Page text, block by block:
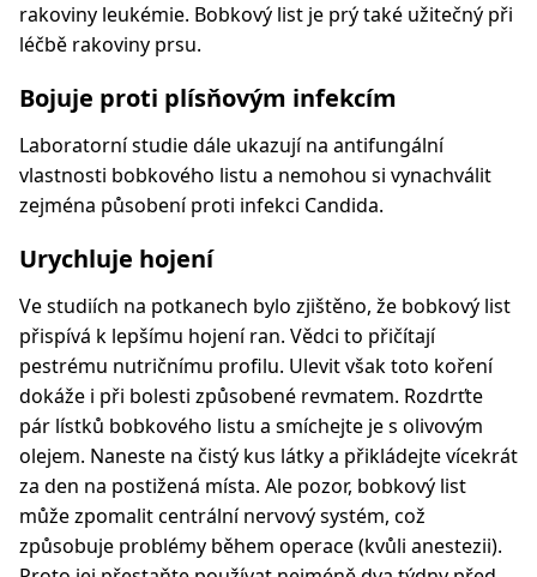
rakoviny leukémie. Bobkový list je prý také užitečný při
léčbě rakoviny prsu.
Bojuje proti plísňovým infekcím
Laboratorní studie dále ukazují na antifungální
vlastnosti bobkového listu a nemohou si vynachválit
zejména působení proti infekci Candida.
Urychluje hojení
Ve studiích na potkanech bylo zjištěno, že bobkový list
přispívá k lepšímu hojení ran. Vědci to přičítají
pestrému nutričnímu profilu. Ulevit však toto koření
dokáže i při bolesti způsobené revmatem. Rozdrťte
pár lístků bobkového listu a smíchejte je s olivovým
olejem. Naneste na čistý kus látky a přikládejte vícekrát
za den na postižená místa. Ale pozor, bobkový list
může zpomalit centrální nervový systém, což
způsobuje problémy během operace (kvůli anestezii).